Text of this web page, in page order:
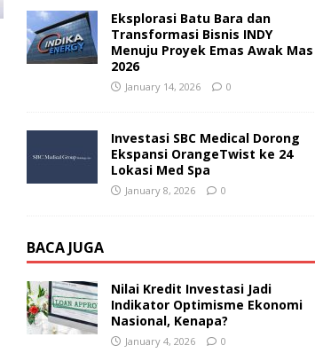
Eksplorasi Batu Bara dan
Transformasi Bisnis INDY
Menuju Proyek Emas Awak Mas
2026
January 14, 2026 0
Investasi SBC Medical Dorong
Ekspansi OrangeTwist ke 24
Lokasi Med Spa
January 8, 2026 0
BACA JUGA
Nilai Kredit Investasi Jadi
Indikator Optimisme Ekonomi
Nasional, Kenapa?
January 4, 2026 0